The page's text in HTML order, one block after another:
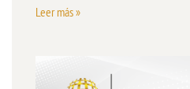
Leer más »